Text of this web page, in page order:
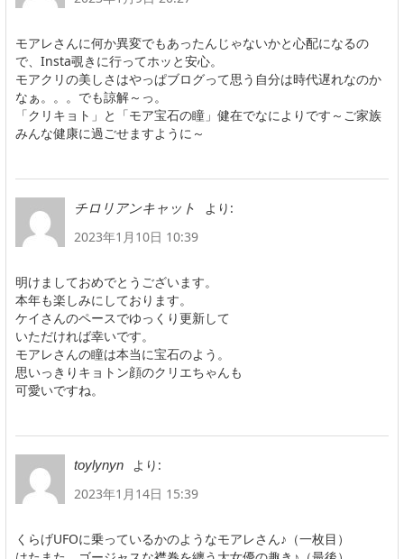
モアレさんに何か異変でもあったんじゃないかと心配になるの
で、Insta覗きに行ってホッと安心。
モアクリの美しさはやっぱブログって思う自分は時代遅れなのか
なぁ。。。でも諒解～っ。
「クリキョト」と「モア宝石の瞳」健在でなによりです～ご家族
みんな健康に過ごせますように～
チロリアンキャット
より:
2023年1月10日 10:39
明けましておめでとうございます。
本年も楽しみにしております。
ケイさんのペースでゆっくり更新して
いただければ幸いです。
モアレさんの瞳は本当に宝石のよう。
思いっきりキョトン顔のクリエちゃんも
可愛いですね。
toylynyn
より:
2023年1月14日 15:39
くらげUFOに乗っているかのようなモアレさん♪（一枚目）